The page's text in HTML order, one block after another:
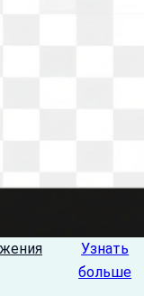
Узнать
больше